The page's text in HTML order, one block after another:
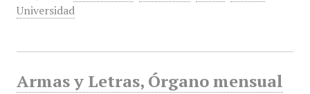
Universidad
Armas y Letras, Órgano mensual